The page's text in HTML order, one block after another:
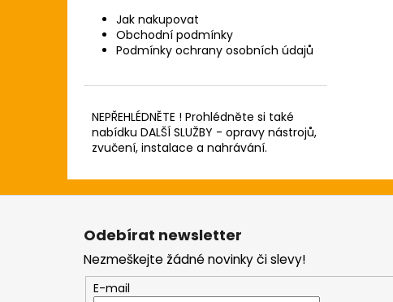
Jak nakupovat
Obchodní podmínky
Podmínky ochrany osobních údajů
NEPŘEHLÉDNĚTE ! Prohlédněte si také
nabídku DALŠÍ SLUŽBY - opravy nástrojů,
zvučení, instalace a nahrávání.
Odebírat newsletter
Nezmeškejte žádné novinky či slevy!
E-mail